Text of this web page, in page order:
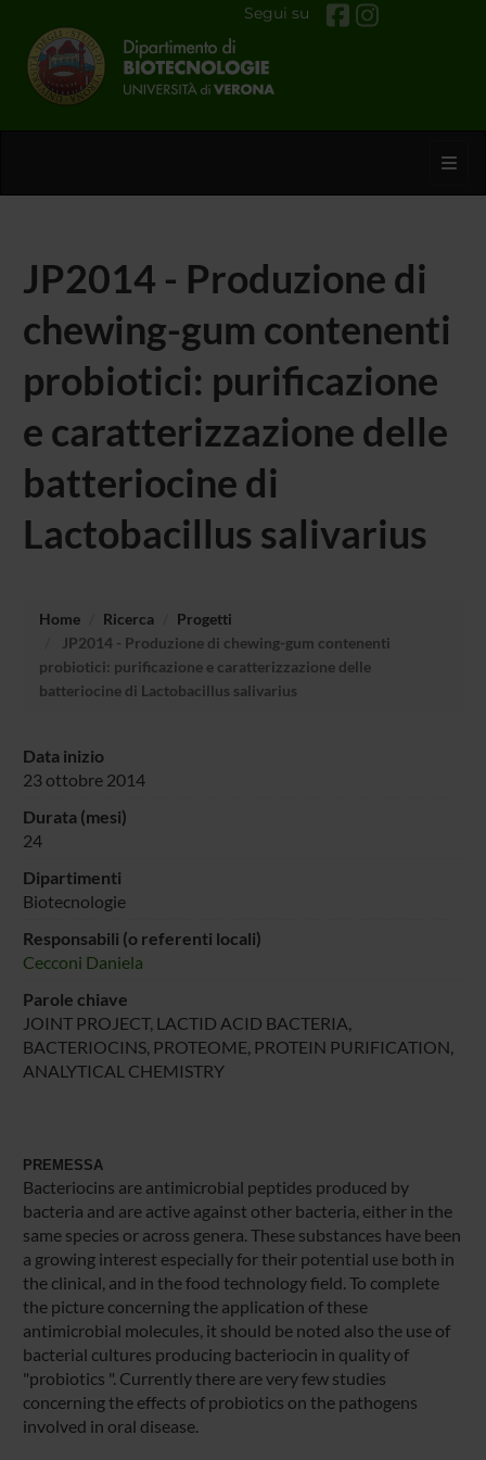
Segui su
JP2014 - Produzione di
chewing-gum contenenti
probiotici: purificazione
e caratterizzazione delle
batteriocine di
Lactobacillus salivarius
Home Ricerca
Progetti
JP2014 - Produzione di chewing-gum contenenti
probiotici: purificazione e caratterizzazione delle
batteriocine di Lactobacillus salivarius
Data inizio
23 ottobre 2014
Durata (mesi)
24
Dipartimenti
Biotecnologie
Responsabili (o referenti locali)
Cecconi Daniela
Parole chiave
JOINT PROJECT, LACTID ACID BACTERIA,
BACTERIOCINS, PROTEOME, PROTEIN PURIFICATION,
ANALYTICAL CHEMISTRY
PREMESSA
Bacteriocins are antimicrobial peptides produced by
bacteria and are active against other bacteria, either in the
same species or across genera. These substances have been
a growing interest especially for their potential use both in
the clinical, and in the food technology field. To complete
the picture concerning the application of these
antimicrobial molecules, it should be noted also the use of
bacterial cultures producing bacteriocin in quality of
"probiotics ". Currently there are very few studies
concerning the effects of probiotics on the pathogens
involved in oral disease.